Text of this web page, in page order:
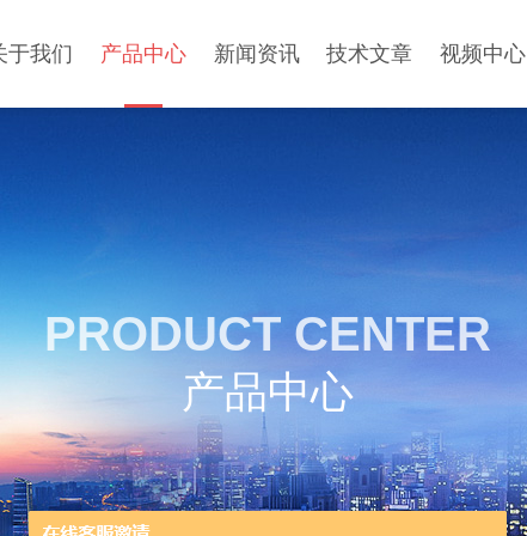
于我们 产品中心 新闻资讯 技术文章 视频中心
PRODUCT CENTER
产品中心